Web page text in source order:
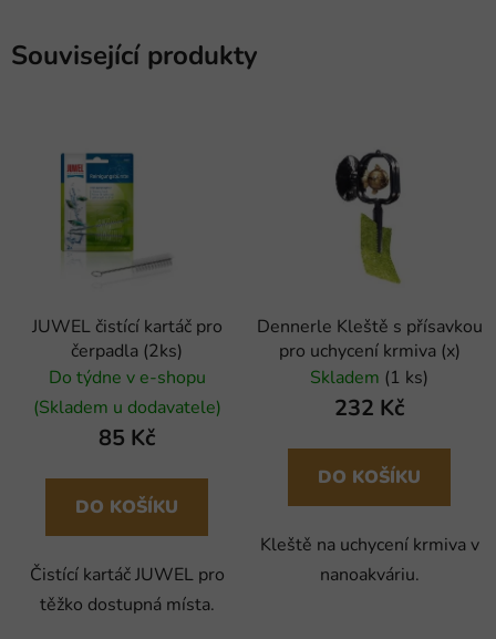
Související produkty
JUWEL čistící kartáč pro
čerpadla (2ks)
Do týdne v e-shopu
(Skladem u dodavatele)
85 Kč
DO KOŠÍKU
Čistící kartáč JUWEL pro
těžko dostupná místa.
Dennerle Kleště s přísavkou
pro uchycení krmiva (x)
Skladem (1 ks)
232 Kč
DO KOŠÍKU
Kleště na uchycení krmiva v
nanoakváriu.